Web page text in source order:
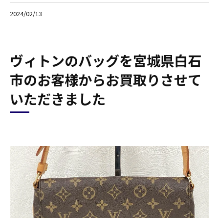
2024/02/13
ヴィトンのバッグを宮城県白石
市のお客様からお買取りさせて
いただきました